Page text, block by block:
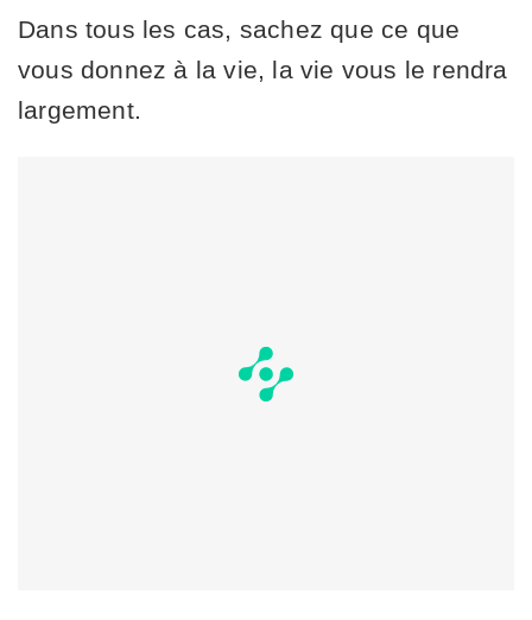
Dans tous les cas, sachez que ce que
vous donnez à la vie, la vie vous le rendra
largement.